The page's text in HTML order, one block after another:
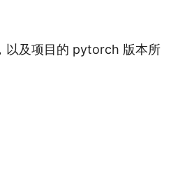
以及项目的 pytorch 版本所